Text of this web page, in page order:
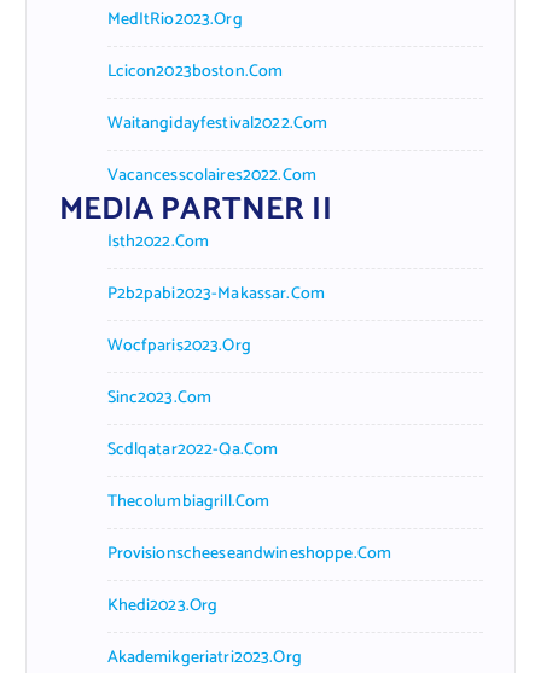
MedItRio2023.org
Lcicon2023boston.com
Waitangidayfestival2022.com
Vacancesscolaires2022.com
MEDIA PARTNER II
Isth2022.com
P2b2pabi2023-Makassar.com
Wocfparis2023.org
Sinc2023.com
Scdlqatar2022-Qa.com
Thecolumbiagrill.com
Provisionscheeseandwineshoppe.com
Khedi2023.org
Akademikgeriatri2023.org